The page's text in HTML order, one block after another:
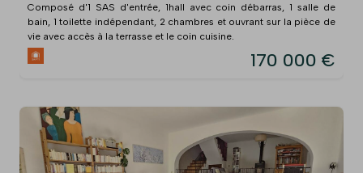
Composé d'1 SAS d'entrée, 1hall avec coin débarras, 1 salle de
bain, 1 toilette indépendant, 2 chambres et ouvrant sur la pièce de
vie avec accès à la terrasse et le coin cuisine.
170 000 €